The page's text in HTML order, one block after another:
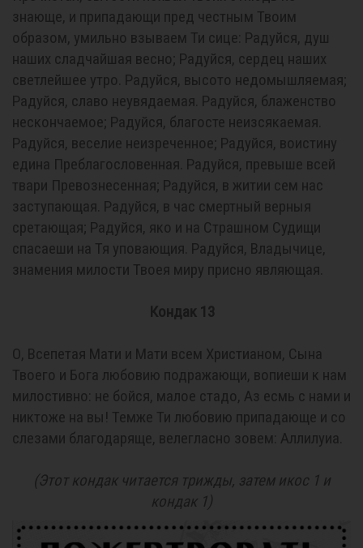
знающе, и припадающи пред честным Твоим
образом, умильно взываем Ти сице: Радуйся, душ
наших сладчайшая весно; Радуйся, сердец наших
светлейшее утро. Радуйся, высото недомышляемая;
Радуйся, славо неувядаемая. Радуйся, блаженство
нескончаемое; Радуйся, благосте неизсякаемая.
Радуйся, веселие неизреченное; Радуйся, воистину
едина Преблагословенная. Радуйся, превыше всей
твари Превознесенная; Радуйся, в житии сем нас
заступающая. Радуйся, в час смертный верныя
сретающая; Радуйся, яко и на Страшном Судищи
спасаеши на Тя уповающия. Радуйся, Владычице,
знамения милости Твоея миру присно являющая.
Кондак 13
О, Всепетая Мати и Мати всем Христианом, Сына
Твоего и Бога любовию подражающи, вопиеши к нам
милостивно: не бойся, малое стадо, Аз есмь с нами и
никтоже на вы! Темже Ти любовию припадающе и со
слезами благодаряще, велегласно зовем: Аллилуиа.
(Этот кондак читается трижды, затем икос 1 и
кондак 1)